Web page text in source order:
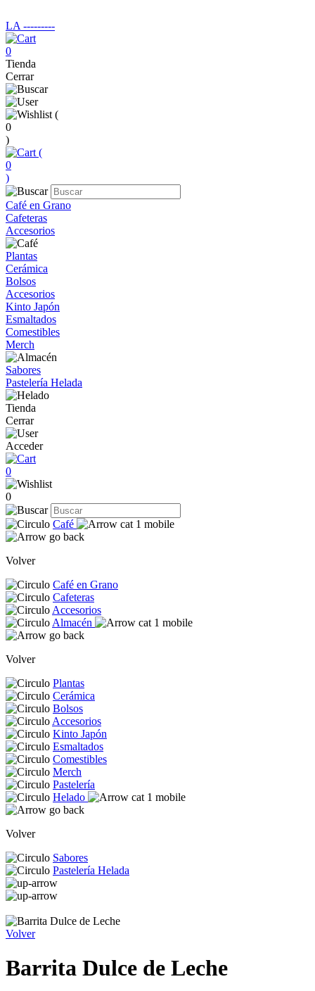
LA ‑‑‑‑‑‑‑‑‑
0
Tienda
Cerrar
(
0
)
(
0
)
Café en Grano
Cafeteras
Accesorios
Plantas
Cerámica
Bolsos
Accesorios
Kinto Japón
Esmaltados
Comestibles
Merch
Sabores
Pastelería Helada
Tienda
Cerrar
Acceder
0
0
Café
Volver
Café en Grano
Cafeteras
Accesorios
Almacén
Volver
Plantas
Cerámica
Bolsos
Accesorios
Kinto Japón
Esmaltados
Comestibles
Merch
Pastelería
Helado
Volver
Sabores
Pastelería Helada
Volver
Barrita Dulce de Leche